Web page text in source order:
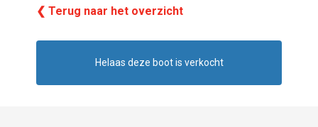
❮ Terug naar het overzicht
Helaas deze boot is verkocht